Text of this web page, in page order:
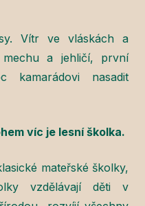
Vítr ve vláskách a
a jehličí, první
kamarádovi nasadit
víc je lesní školka.
mateřské školky,
vzdělávají děti v